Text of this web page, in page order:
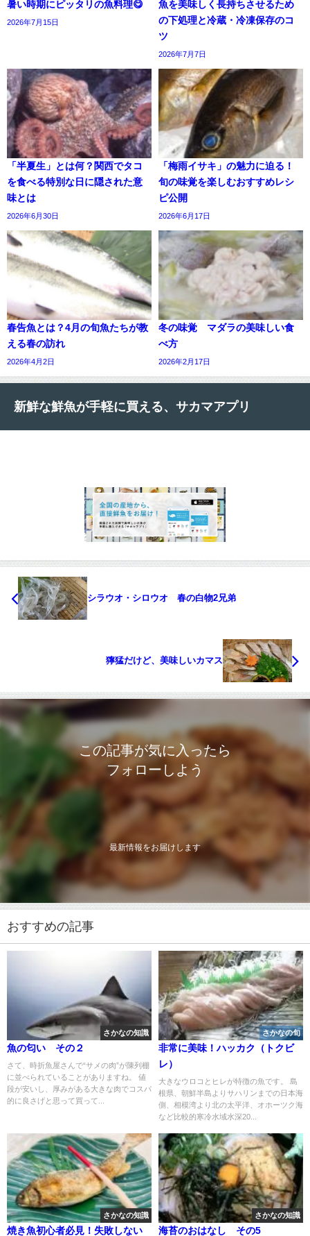
暑い時期にピッタリの魚料理😋
2026年7月15日
魚を美味しく長持ちさせるため
の下処理と冷蔵・冷凍保存のコ
ツ
2026年7月7日
「半夏生」とは何？関西でタコ
を食べる特別な日に隠された意
味とは
2026年6月30日
「梅雨イサキ」の魅力に迫る！
旬の味覚を楽しむおすすめレシ
ピ公開
2026年6月17日
春告魚とは？4月の旬魚たちが教
える春の訪れ
2026年4月2日
冬の味覚 マダラの美味しい食
べ方
2026年2月17日
新鮮な鮮魚が手軽に買える、サカマアプリ
シラウオ・シロウオ 春の白物2兄弟
獰猛だけど、美味しいカマス
この記事が気に入ったら
フォローしよう
最新情報をお届けします
おすすめの記事
さかなの知識
魚の匂い その２
さて、時折魚屋さんで“サメの肉”が陳列棚
に並べられていることがありますね。 値
段が安いし、厚みがある大きな肉でコスパ
的に良さげと思って買って...
さかなの旬
非常に美味！ハッカク（トクビ
レ）
大きなウロコとヒレが特徴の魚です。 島
根県、朝鮮半島よりサハリンまでの日本海
側、相模湾より北の太平洋、オホーツク海
など比較的寒冷水域水深20...
さかなの知識
焼き魚初心者必見！失敗しない
さかなの知識
海苔のおはなし その5